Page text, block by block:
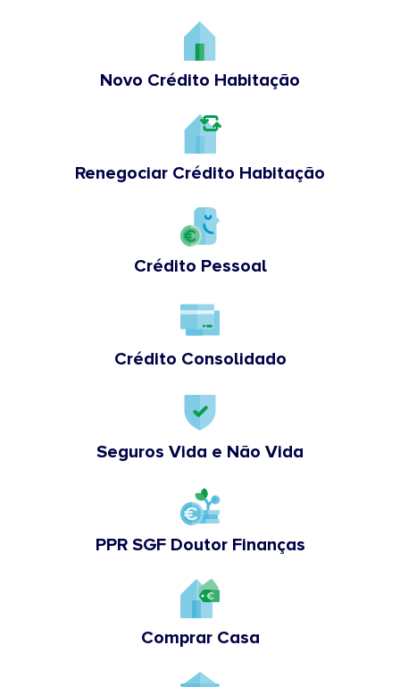
Novo Crédito Habitação
Renegociar Crédito Habitação
Crédito Pessoal
Crédito Consolidado
Seguros Vida e Não Vida
PPR SGF Doutor Finanças
Comprar Casa